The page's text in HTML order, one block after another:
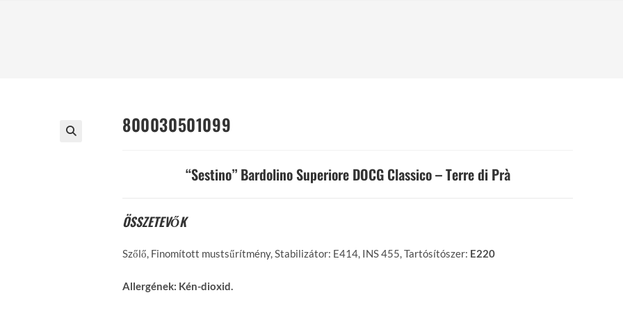
800030501099
“Sestino” Bardolino Superiore DOCG Classico – Terre di Prà
ÖSSZETEVŐK
Szőlő, Finomított mustsűrítmény, Stabilizátor: E414, INS 455, Tartósítószer: E220
Allergének: Kén-dioxid.